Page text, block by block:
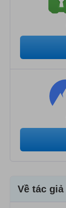
Về tác giả